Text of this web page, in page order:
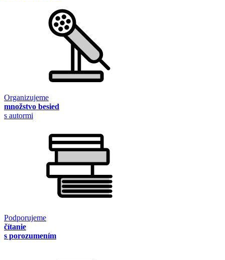
Organizujeme
množstvo besied
s autormi
Podporujeme
čítanie
s porozumením